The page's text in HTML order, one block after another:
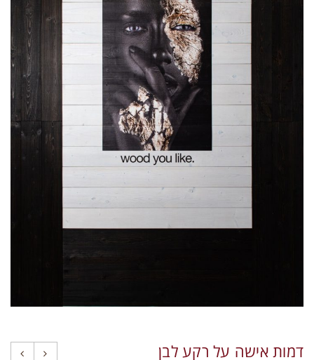
סרטוני הדרכה
שאלות נפוצות
תקני איכות
צרו קשר
דמות אישה על רקע לבן